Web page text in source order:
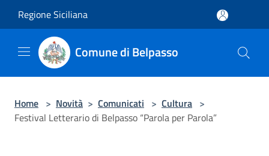
Regione Siciliana
Comune di Belpasso
Home > Novità > Comunicati > Cultura >
Festival Letterario di Belpasso “Parola per Parola”